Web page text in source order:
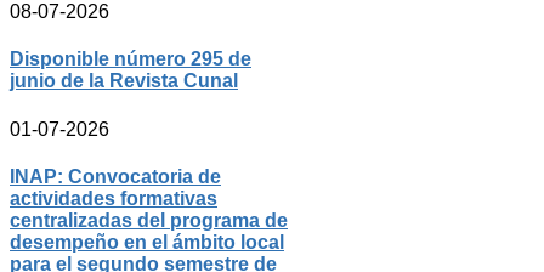
08-07-2026
Disponible número 295 de
junio de la Revista Cunal
01-07-2026
INAP: Convocatoria de
actividades formativas
centralizadas del programa de
desempeño en el ámbito local
para el segundo semestre de